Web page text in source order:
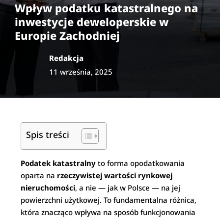
Wpływ podatku katastralnego na
inwestycje deweloperskie w
Europie Zachodniej
Redakcja
11 września, 2025
Spis treści
Podatek katastralny to forma opodatkowania
oparta na rzeczywistej wartości rynkowej
nieruchomości, a nie — jak w Polsce — na jej
powierzchni użytkowej. To fundamentalna różnica,
która znacząco wpływa na sposób funkcjonowania